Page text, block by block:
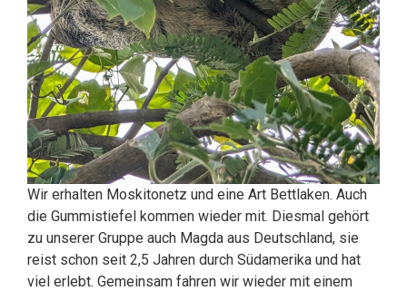
Wir erhalten Moskitonetz und eine Art Bettlaken. Auch
die Gummistiefel kommen wieder mit. Diesmal gehört
zu unserer Gruppe auch Magda aus Deutschland, sie
reist schon seit 2,5 Jahren durch Südamerika und hat
viel erlebt. Gemeinsam fahren wir wieder mit einem